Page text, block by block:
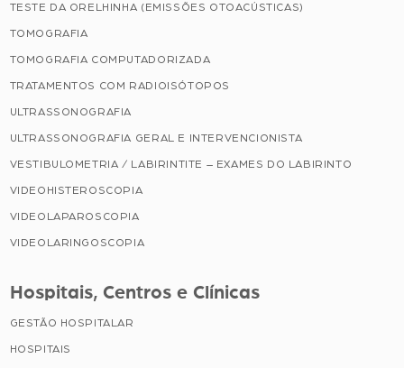
TESTE DA ORELHINHA (EMISSÕES OTOACÚSTICAS)
TOMOGRAFIA
TOMOGRAFIA COMPUTADORIZADA
TRATAMENTOS COM RADIOISÓTOPOS
ULTRASSONOGRAFIA
ULTRASSONOGRAFIA GERAL E INTERVENCIONISTA
VESTIBULOMETRIA / LABIRINTITE – EXAMES DO LABIRINTO
VIDEOHISTEROSCOPIA
VIDEOLAPAROSCOPIA
VIDEOLARINGOSCOPIA
Hospitais, Centros e Clínicas
GESTÃO HOSPITALAR
HOSPITAIS